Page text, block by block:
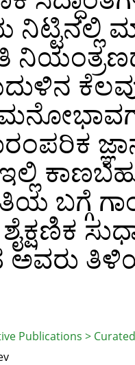
ನಿಟ್ಟಿನಲ್ಲಿ
ಕೆಲವು
ಬಗ್ಗೆ
ಶೈಕ್ಷಣಿಕ
ಅವರು
Publications >